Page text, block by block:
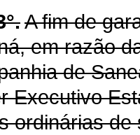
A fim de
em razão
de
Executivo
ordinárias de